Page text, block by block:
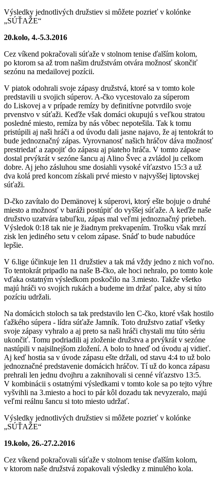
Výsledky jednotlivých družstiev si môžete pozrieť v kolónke
„SÚŤAŽE“
20.kolo, 4.-5.3.2016
Cez víkend pokračovali súťaže v stolnom tenise ďalším kolom,
po ktorom sa až trom našim družstvám otvára možnosť skončiť
sezónu na medailovej pozícii.
V piatok odohrali svoje zápasy družstvá, ktoré sa v tomto kole
predstavili u svojich súperov. A-čko vycestovalo za súperom
do Liskovej a v prípade remízy by definitívne potvrdilo svoje
prvenstvo v súťaži. Keďže však domáci okupujú s veľkou stratou
posledné miesto, remíza by nás vôbec nepotešila. Tak k tomu
pristúpili aj naši hráči a od úvodu dali jasne najavo, že aj tentokrát to
bude jednoznačný zápas. Vyrovnanosť našich hráčov dáva možnosť
prestriedať a zapojiť do zápasu aj piateho hráča. V tomto zápase
dostal prvýkrát v sezóne šancu aj Alino Švec a zvládol ju celkom
dobre. Aj jeho zásluhou sme dosiahli vysoké víťazstvo 15:3 a už
dva kolá pred koncom získali prvé miesto v najvyššej liptovskej
súťaži.
D-čko zavítalo do Demänovej k súperovi, ktorý ešte bojuje o druhé
miesto a možnosť v baráži postúpiť do vyššej súťaže. A keďže naše
družstvo uzatvára tabuľku, zápas mal veľmi jednoznačný priebeh.
Výsledok 0:18 tak nie je žiadnym prekvapením. Trošku však mrzí
zisk len jediného setu v celom zápase. Snáď to bude nabudúce
lepšie.
V 6.lige účinkuje len 11 družstiev a tak má vždy jedno z nich voľno.
To tentokrát pripadlo na naše B-čko, ale hoci nehralo, po tomto kole
vďaka ostatným výsledkom poskočilo na 3.miesto. Takže všetko
majú hráči vo svojich rukách a budeme im držať palce, aby si túto
pozíciu udržali.
Na domácich stoloch sa tak predstavilo len C-čko, ktoré však hostilo
ťažkého súpera - lídra súťaže Jamník. Toto družstvo zatiaľ všetky
svoje zápasy vyhralo a aj preto sa naši hráči chystali mu túto sériu
ukončiť. Tomu podriadili aj zloženie družstva a prvýkrát v sezóne
nastúpili v najsilnejšom zložení. A bolo to hneď od úvodu aj vidieť.
Aj keď hostia sa v úvode zápasu ešte držali, od stavu 4:4 to už bolo
jednoznačné predstavenie domácich hráčov. Tí už do konca zápasu
prehrali len jednu dvojhru a zaknihovali si cenné víťazstvo 13:5.
V kombinácii s ostatnými výsledkami v tomto kole sa po tejto výhre
vyšvihli na 3.miesto a hoci to pár kôl dozadu tak nevyzeralo, majú
veľmi reálnu šancu si toto miesto udržať.
Výsledky jednotlivých družstiev si môžete pozrieť v kolónke
„SÚŤAŽE“
19.kolo, 26.-27.2.2016
Cez víkend pokračovali súťaže v stolnom tenise ďalším kolom,
v ktorom naše družstvá zopakovali výsledky z minulého kola.